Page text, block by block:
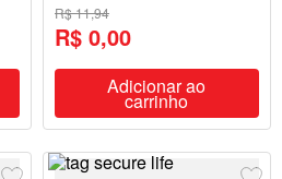
R$ 11,94
R$ 0,00
Adicionar ao
carrinho